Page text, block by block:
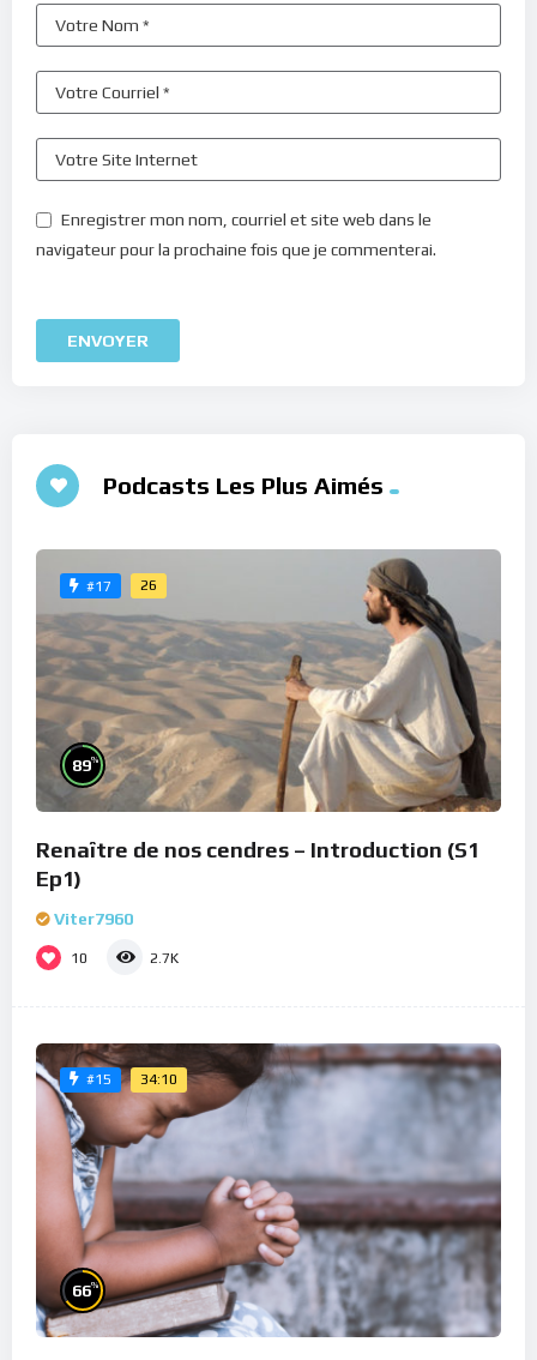
Enregistrer mon nom, courriel et site web dans le
navigateur pour la prochaine fois que je commenterai.
Podcasts Les Plus Aimés
#17 26
89%
Renaître de nos cendres – Introduction (S1
Ep1)
Viter7960
10 2.7K
#15 34:10
66%